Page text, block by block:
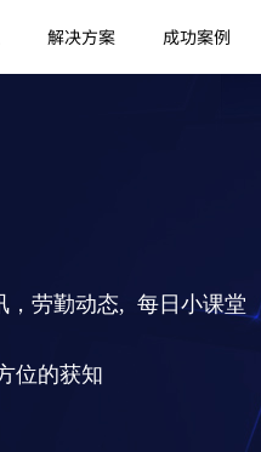
解决方案 成功案例
，劳勤动态, 每日小课堂
位的获知